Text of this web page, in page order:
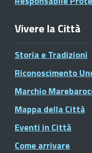
Vivere la Città
Storia e Tradizioni
Riconoscimento
Marchio
Mappa della Città
Eventi in Città
Come arrivare